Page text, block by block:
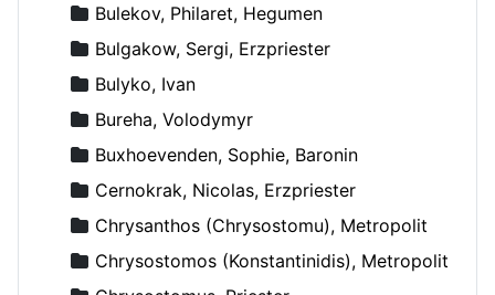
Bulekov, Philaret, Hegumen
Bulgakow, Sergi, Erzpriester
Bulyko, Ivan
Bureha, Volodymyr
Buxhoevenden, Sophie, Baronin
Cernokrak, Nicolas, Erzpriester
Chrysanthos (Chrysostomu), Metropolit
Chrysostomos (Konstantinidis), Metropolit